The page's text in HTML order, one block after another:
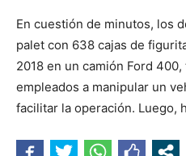
En cuestión de minutos, los
palet con 638 cajas de
2018 en un camión Ford
empleados a manipular un
facilitar la operación. Luego,